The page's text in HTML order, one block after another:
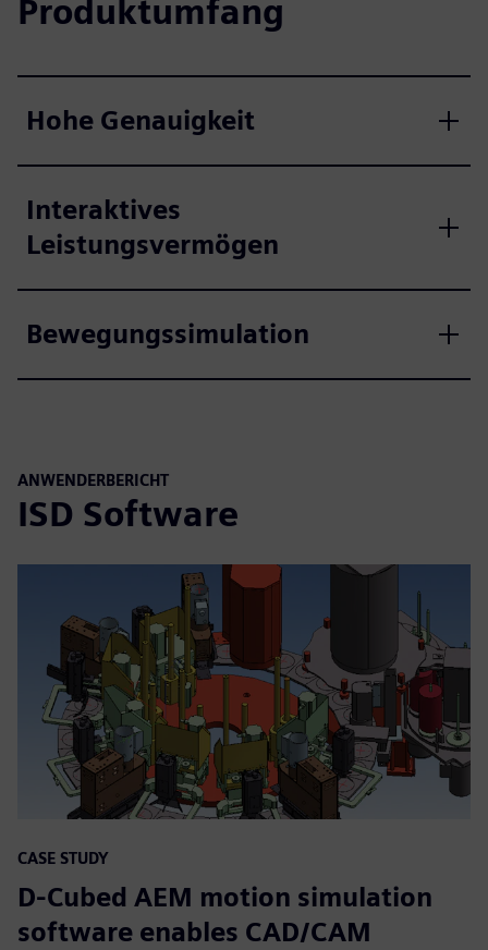
Produktumfang
Hohe Genauigkeit
Interaktives
Leistungsvermögen
Bewegungssimulation
ANWENDERBERICHT
ISD Software
CASE STUDY
D-Cubed AEM motion simulation
software enables CAD/CAM